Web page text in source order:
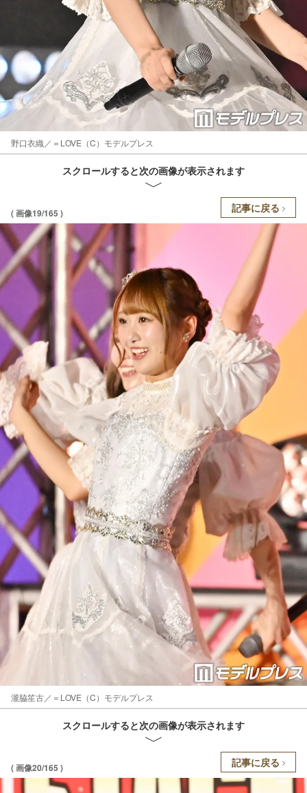
野口衣織／＝LOVE（C）モデルプレス
スクロールすると次の画像が表示されます
( 画像19/165 ) 記事に戻る
瀧脇笙古／＝LOVE（C）モデルプレス
スクロールすると次の画像が表示されます
( 画像20/165 ) 記事に戻る